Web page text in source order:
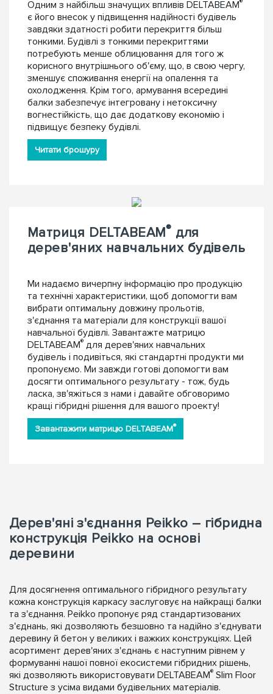
Одним з найбільш значущих впливів DELTABEAM®
є його внесок у підвищення надійності будівель
завдяки здатності робити перекриття більш
тонкими. Будівлі з тонкими перекриттями
потребують менше облицювання для того ж
корисного внутрішнього об'єму, що, в свою чергу,
зменшує споживання енергії на опалення та
охолодження. Крім того, армування всередині
балки забезпечує інтегровану і нетоксичну
вогнестійкість, що дає додаткову економію і
підвищує безпеку будівлі.
Читати брошуру
Матриця DELTABEAM® для
дерев'яних навчальних будівель
Ми надаємо вичерпну інформацію про продукцію
та технічні характеристики, щоб допомогти вам
вибрати оптимальну довжину прольотів,
з'єднання та матеріали для конструкції вашої
навчальної будівлі. Завантажте матрицю
DELTABEAM® для дерев'яних навчальних
будівель і подивіться, які стандартні продукти ми
пропонуємо. Ми завжди готові допомогти вам
досягти оптимального результату - тож, будь
ласка, зв'яжіться з нами і давайте обговоримо
кращі гібридні рішення для вашого проекту!
Завантажити матрицю DELTABEAM®
Дерев'яні з'єднання Peikko – гібридна
конструкція Peikko на основі
деревини
Для досягнення оптимального гібридного результату
кожна конструкція каркасу заслуговує на найкращі балки
та з'єднання. Peikko пропонує ряд стандартизованих
з'єднань, які дозволяють безшовно та надійно з'єднувати
деревину й бетон у великих і важких конструкціях. Цей
асортимент дерев'яних з'єднань є наступним рівнем у
формуванні нашої повної екосистеми гібридних рішень,
які дозволяють використовувати DELTABEAM® Slim Floor
Structure з усіма видами будівельних матеріалів.